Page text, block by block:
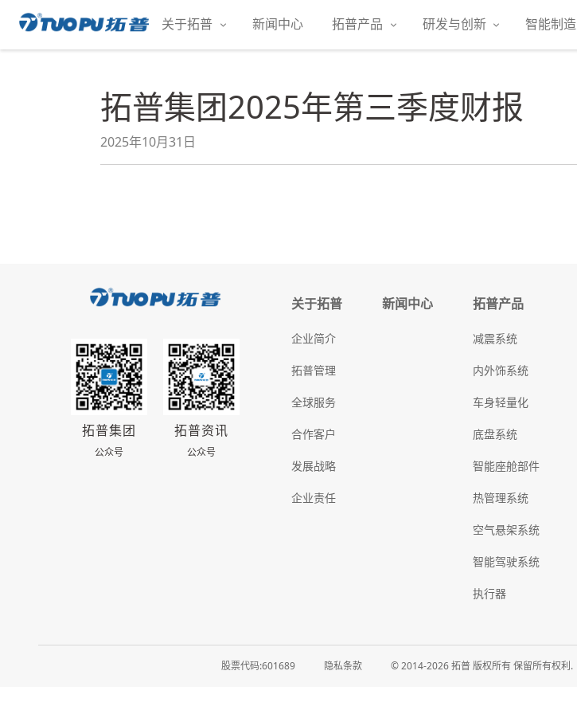
内
拓
普
关于拓普 新闻中心 拓普产品 研发与创新 智能制造
拓普集团2025年第三季度财报
2025年10月31日
拓普集团
公众号
拓普资讯
公众号
关于拓普
企业简介
拓普管理
全球服务
合作客户
发展战略
企业责任
新闻中心 拓普产品
减震系统
内外饰系统
车身轻量化
底盘系统
智能座舱部件
热管理系统
空气悬架系统
智能驾驶系统
执行器
股票代码:601689 隐私条款 © 2014-2026 拓普 版权所有 保留所有权利.